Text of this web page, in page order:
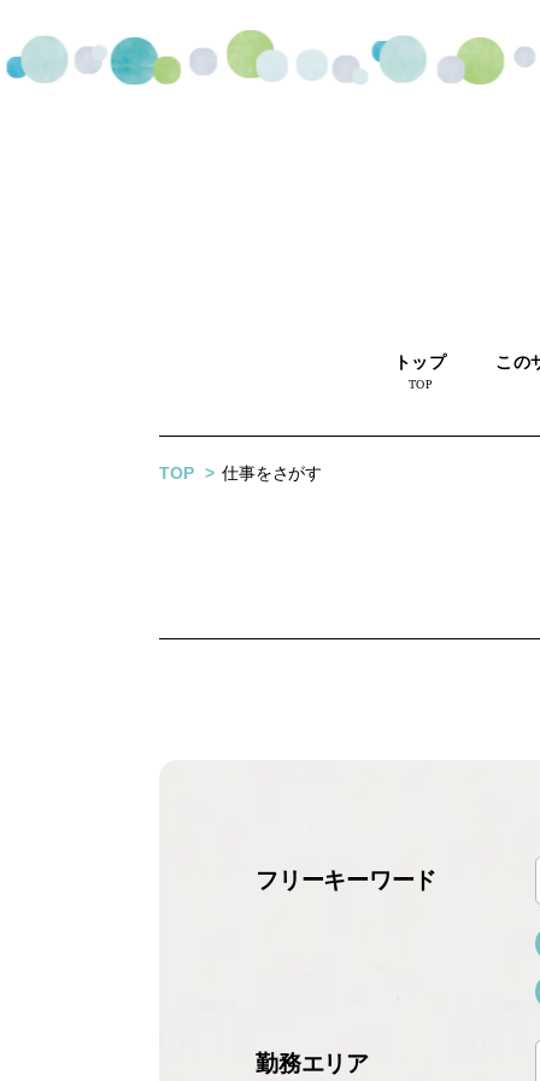
トップ
TOP
この
TOP 仕事をさがす
フリーキーワード
勤務エリア